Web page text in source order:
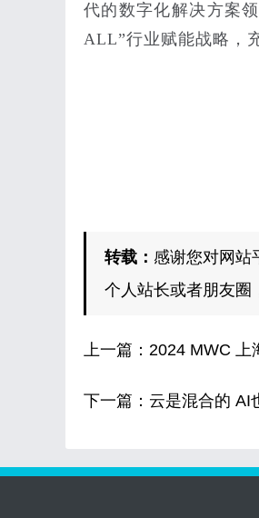
代的数字化解决方案
ALL”行业赋能战略，
转载： 感谢您对网站
个人站长或者朋友圈
上一篇： 2024 MWC 上
下一篇： 云是混合的 AI